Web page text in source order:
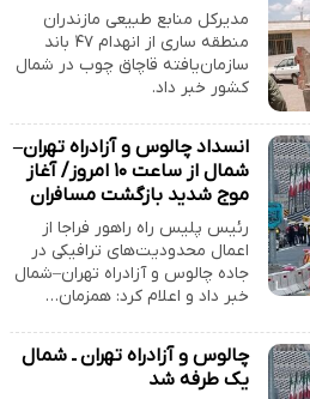
مدیرکل منابع طبیعی مازندران
منطقه ساری از انهدام ۴۷ باند
سازمان‌یافته قاچاق چوب در شمال
کشور خبر داد.
انسداد چالوس و آزادراه تهران–
شمال از ساعت ۱۰ امروز/ آغاز
موج شدید بازگشت مسافران
رئیس پلیس راه راهور فراجا از
اعمال محدودیت‌های ترافیکی در
جاده چالوس و آزادراه تهران–شمال
خبر داد و اعلام کرد: همزمان…
چالوس و آزادراه تهران ـ شمال
یک طرفه شد